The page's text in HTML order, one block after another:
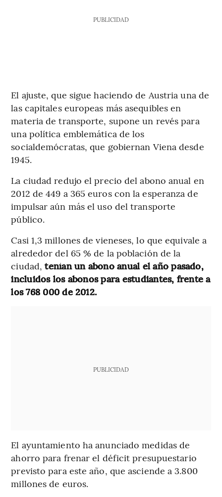
PUBLICIDAD
El ajuste, que sigue haciendo de Austria una de
las capitales europeas más asequibles en
materia de transporte, supone un revés para
una política emblemática de los
socialdemócratas, que gobiernan Viena desde
1945.
La ciudad redujo el precio del abono anual en
2012 de 449 a 365 euros con la esperanza de
impulsar aún más el uso del transporte
público.
Casi 1,3 millones de vieneses, lo que equivale a
alrededor del 65 % de la población de la
ciudad, tenían un abono anual el año pasado,
incluidos los abonos para estudiantes, frente a
los 768 000 de 2012.
PUBLICIDAD
El ayuntamiento ha anunciado medidas de
ahorro para frenar el déficit presupuestario
previsto para este año, que asciende a 3.800
millones de euros.